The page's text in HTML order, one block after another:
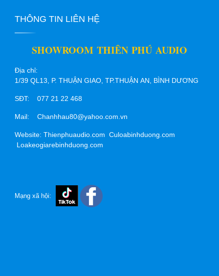
THÔNG TIN LIÊN HỆ
SHOWROOM THIÊN PHÚ AUDIO
Địa chỉ:
1/39 QL13, P. THUẬN GIAO, TP.THUẬN AN, BÌNH DƯƠNG
SĐT: 077 21 22 468
Mail: Chanhhau80@yahoo.com.vn
Website: Thienphuaudio.com Culoabinhduong.com
Loakeogiarebinhduong.com
Mạng xã hội: